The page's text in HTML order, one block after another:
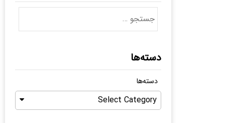
دسته‌ها
دسته‌ها
Select Category